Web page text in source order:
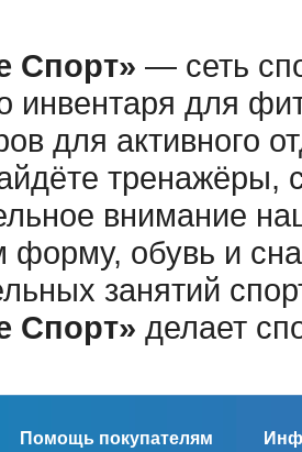
Спорт» — сеть
инвентаря для
для активного
тренажёры,
внимание
форму, обувь и
занятий
Спорт» делает
Помощь покупателям